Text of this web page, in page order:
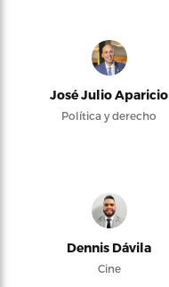
José Julio Aparicio
Política y derecho
Dennis Dávila
Cine